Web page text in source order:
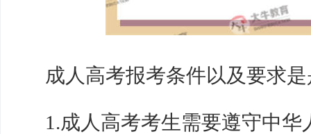
成人高考报考条件以及要求
1.成人高考考生需要遵守中华